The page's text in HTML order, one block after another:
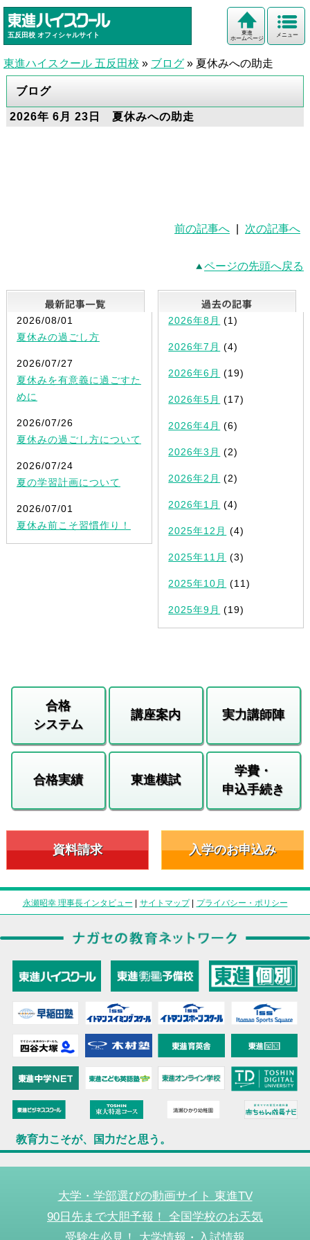
五反田校 オフィシャルサイト メニュー
東進
ホームページ
東進ハイスクール 五反田校 » ブログ » 夏休みへの助走
ブログ
2026年 6月 23日 夏休みへの助走
前の記事へ 次の記事へ
ページの先頭へ戻る
最新記事一覧
2026/08/01
夏休みの過ごし方
2026/07/27
夏休みを有意義に過ごすた
めに
2026/07/26
夏休みの過ごし方について
2026/07/24
夏の学習計画について
2026/07/01
夏休み前こそ習慣作り！
2026年8月 (1)
2026年7月 (4)
2026年6月 (19)
2026年5月 (17)
2026年4月 (6)
2026年3月 (2)
2026年2月 (2)
2026年1月 (4)
2025年12月 (4)
2025年11月 (3)
2025年10月 (11)
2025年9月 (19)
合格
システム
講座案内 実力講師陣
合格実績 東進模試
学費・
申込手続き
資料請求 入学のお申込み
永瀬昭幸 理事長インタビュー | サイトマップ| プライバシー・ポリシー
教育力こそが、国力だと思う。
大学・学部選びの動画サイト 東進TV
90日先まで大胆予報！ 全国学校のお天気